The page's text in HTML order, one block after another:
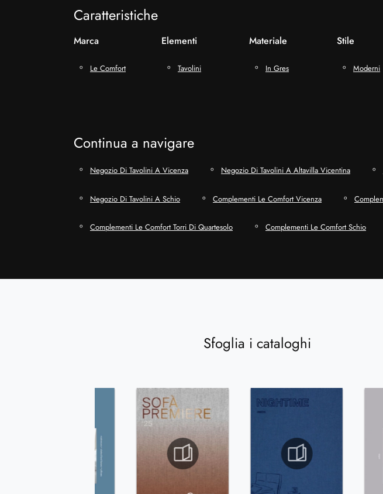
Caratteristiche
Marca
Le Comfort
Elementi
Tavolini
Materiale
In Gres
Stile
Moderni
Continua a navigare
Negozio Di Tavolini A Vicenza Negozio Di Tavolini A Altavilla Vicentina
Negozio Di Tavolini A Schio Complementi Le Comfort Vicenza
Complementi Le Comfort Torri Di Quartesolo Complementi Le Comfort Schio
Sfoglia i cataloghi